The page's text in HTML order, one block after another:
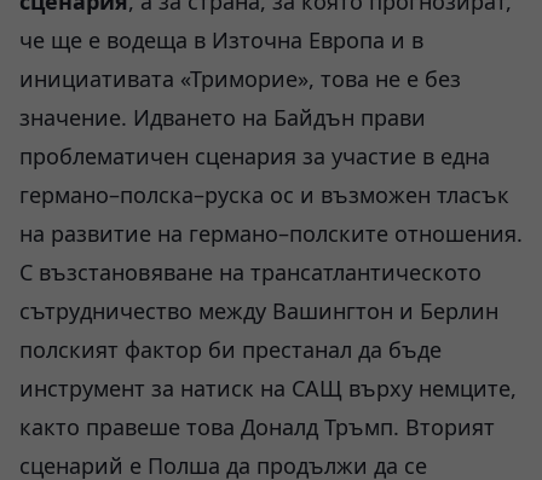
че ще е водеща в Източна Европа и в
инициативата «Триморие», това не е без
значение. Идването на Байдън прави
проблематичен сценария за участие в една
германо–полска–руска ос и възможен тласък
на развитие на германо–полските отношения.
С възстановяване на трансатлантическото
сътрудничество между Вашингтон и Берлин
полският фактор би престанал да бъде
инструмент за натиск на САЩ върху немците,
както правеше това Доналд Тръмп. Вторият
сценарий е Полша да продължи да се